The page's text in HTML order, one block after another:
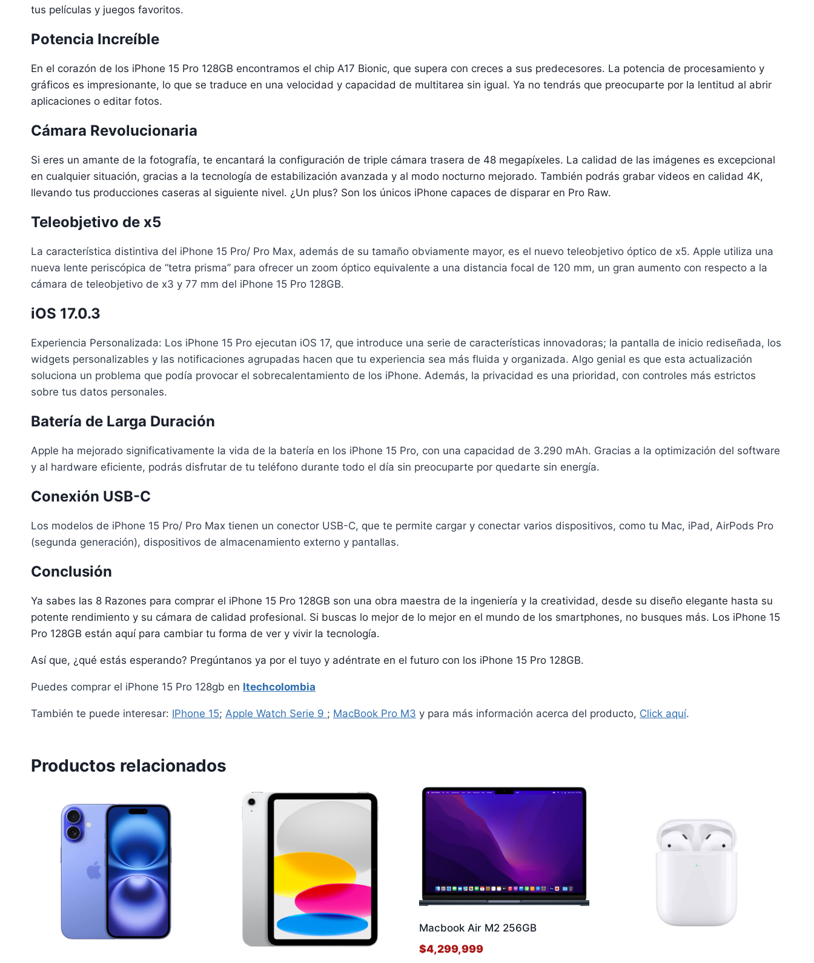
tus películas y juegos favoritos.
Potencia Increíble
En el corazón de los iPhone 15 Pro 128GB encontramos el chip A17 Bionic, que supera con creces a sus predecesores. La potencia de procesamiento y
gráficos es impresionante, lo que se traduce en una velocidad y capacidad de multitarea sin igual. Ya no tendrás que preocuparte por la lentitud al abrir
aplicaciones o editar fotos.
Cámara Revolucionaria
Si eres un amante de la fotografía, te encantará la configuración de triple cámara trasera de 48 megapíxeles. La calidad de las imágenes es excepcional
en cualquier situación, gracias a la tecnología de estabilización avanzada y al modo nocturno mejorado. También podrás grabar videos en calidad 4K,
llevando tus producciones caseras al siguiente nivel. ¿Un plus? Son los únicos iPhone capaces de disparar en Pro Raw.
Teleobjetivo de x5
La característica distintiva del iPhone 15 Pro/ Pro Max, además de su tamaño obviamente mayor, es el nuevo teleobjetivo óptico de x5. Apple utiliza una
nueva lente periscópica de “tetra prisma” para ofrecer un zoom óptico equivalente a una distancia focal de 120 mm, un gran aumento con respecto a la
cámara de teleobjetivo de x3 y 77 mm del iPhone 15 Pro 128GB.
iOS 17.0.3
Experiencia Personalizada: Los iPhone 15 Pro ejecutan iOS 17, que introduce una serie de características innovadoras; la pantalla de inicio rediseñada, los
widgets personalizables y las notificaciones agrupadas hacen que tu experiencia sea más fluida y organizada. Algo genial es que esta actualización
soluciona un problema que podía provocar el sobrecalentamiento de los iPhone. Además, la privacidad es una prioridad, con controles más estrictos
sobre tus datos personales.
Batería de Larga Duración
Apple ha mejorado significativamente la vida de la batería en los iPhone 15 Pro, con una capacidad de 3.290 mAh. Gracias a la optimización del software
y al hardware eficiente, podrás disfrutar de tu teléfono durante todo el día sin preocuparte por quedarte sin energía.
Conexión USB-C
Los modelos de iPhone 15 Pro/ Pro Max tienen un conector USB-C, que te permite cargar y conectar varios dispositivos, como tu Mac, iPad, AirPods Pro
(segunda generación), dispositivos de almacenamiento externo y pantallas.
Conclusión
Ya sabes las 8 Razones para comprar el iPhone 15 Pro 128GB son una obra maestra de la ingeniería y la creatividad, desde su diseño elegante hasta su
potente rendimiento y su cámara de calidad profesional. Si buscas lo mejor de lo mejor en el mundo de los smartphones, no busques más. Los iPhone 15
Pro 128GB están aquí para cambiar tu forma de ver y vivir la tecnología.
Así que, ¿qué estás esperando? Pregúntanos ya por el tuyo y adéntrate en el futuro con los iPhone 15 Pro 128GB.
Puedes comprar el iPhone 15 Pro 128gb en Itechcolombia
También te puede interesar: IPhone 15; Apple Watch Serie 9 ; MacBook Pro M3 y para más información acerca del producto, Click aquí.
Productos relacionados
Macbook Air M2 256GB
$4,299,999